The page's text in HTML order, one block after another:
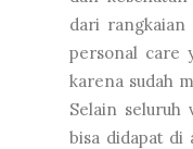
dari rangkaian
personal care
karena sudah
Selain seluruh
bisa didapat di